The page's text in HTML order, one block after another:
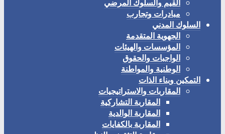
القيم والسلوك المرضي
مبادرات وتجارب
السلوك المدني
الجهوية المتقدمة
المؤسسات والهيئات
الواجبات والحقوق
الوطنية والمواطنة
التمكين وبناء الذات
المقاربات والاستراتيجيات
المقاربة التشاركية
المقاربة الوالدية
المقاربة بالكفايات